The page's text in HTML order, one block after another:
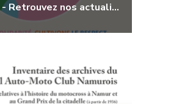
Actualités - Retrouvez nos actualités